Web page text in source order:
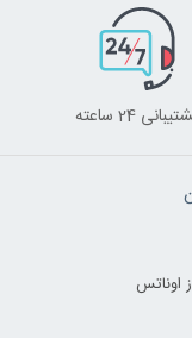
24 ساعته
اوناتس